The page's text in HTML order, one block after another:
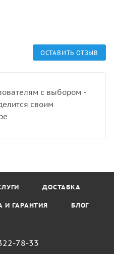
ОСТАВИТЬ ОТЗЫВ
с выбором -
своим
ДОСТАВКА
И ГАРАНТИЯ БЛОГ
78-33